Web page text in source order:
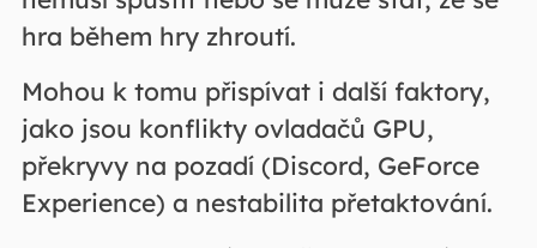
hra během hry zhroutí.
Mohou k tomu přispívat i další faktory,
jako jsou konflikty ovladačů GPU,
překryvy na pozadí (Discord, GeForce
Experience) a nestabilita přetaktování.